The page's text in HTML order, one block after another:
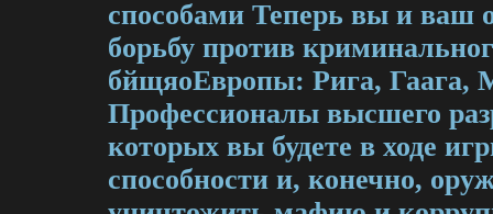
способами Теперь вы и ваш
борьбу против
бйщяоЕвропы: Рига, Гаага,
Профессионалы высшего
которых вы будете в ходе
способности и, конечно,